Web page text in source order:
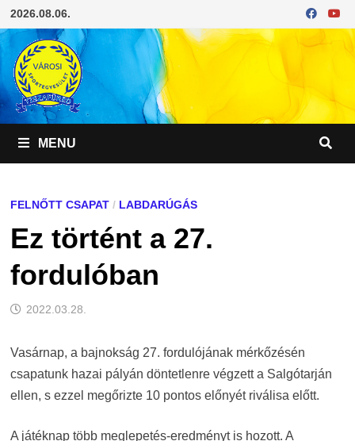
Skip
to
content
2026.08.06.
MENU
FELNŐTT CSAPAT/ LABDARÚGÁS
Ez történt a 27.
fordulóban
2022.03.28.
Vasárnap, a bajnokság 27. fordulójának mérkőzésén
csapatunk hazai pályán döntetlenre végzett a Salgótarján
ellen, s ezzel megőrizte 10 pontos előnyét riválisa előtt.
A játéknap több meglepetés-eredményt is hozott. A